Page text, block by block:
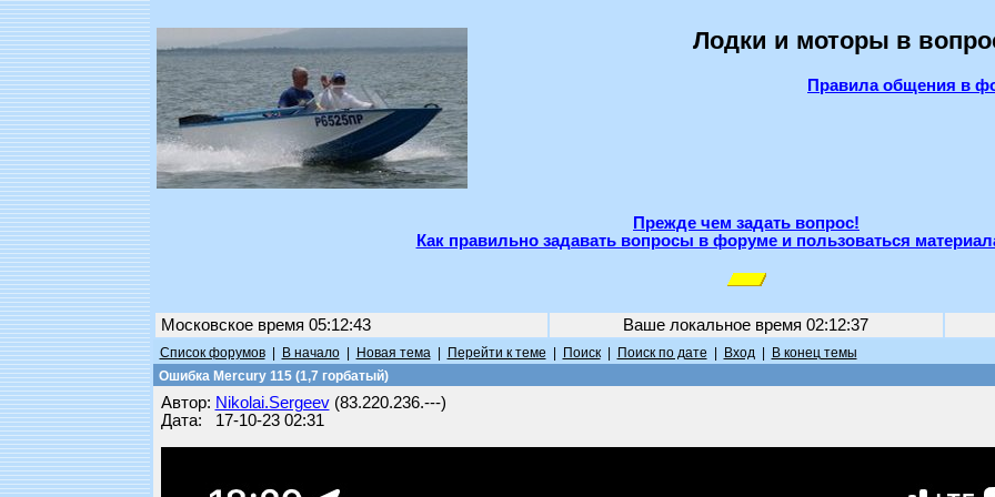
Лодки и моторы в
Правила общения в
Прежде чем задать вопрос!
Как правильно задавать вопросы в форуме и пользоваться
Московское время 05:12:43 Ваше локальное время 02:12:37
Список форумов| В начало| Новая тема| Перейти к теме Поиск| Поиск по дате Вход|
В конец темы
Ошибка Mercury 115 (1,7 горбатый)
Автор: Nikolai.Sergeev(83.220.236.---)
Дата: 17-10-23 02:31